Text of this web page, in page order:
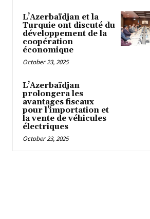
L’Azerbaïdjan et la
Turquie ont discuté du
développement de la
coopération
économique
October 23, 2025
L’Azerbaïdjan
prolongera les
avantages fiscaux
pour l’importation et
la vente de véhicules
électriques
October 23, 2025